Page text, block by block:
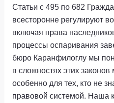
Статьи с 495 по 682
всесторонне регулируют
включая права
процессы оспаривания
бюро Каранфилоглу мы
в сложностях этих
особенно для тех, кто не
правовой системой. Наша